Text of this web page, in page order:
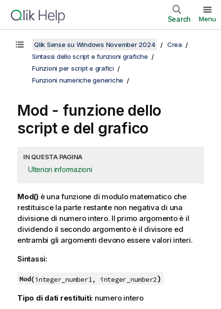
Search Menu
Qlik Sense su Windows November 2024
Crea
Sintassi dello script e funzioni grafiche
Funzioni per script e grafici
Funzioni numeriche generiche
Mod - funzione dello
script e del grafico
IN QUESTA PAGINA
Ulteriori informazioni
Mod()è una funzione di modulo matematico che
restituisce la parte restante non negativa di una
divisione di numero intero. Il primo argomento è il
dividendo il secondo argomento è il divisore ed
entrambi gli argomenti devono essere valori interi.
Sintassi:
Mod(integer_number1, integer_number2)
Tipo di dati restituiti: numero intero